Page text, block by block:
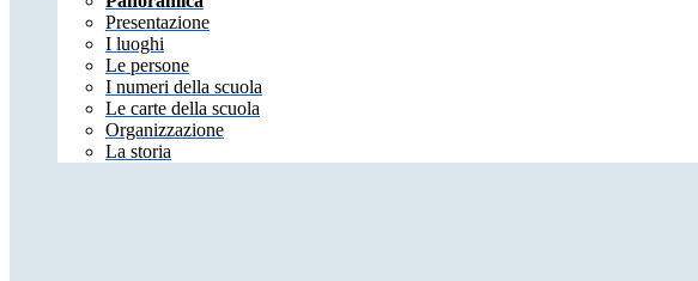
Presentazione
I luoghi
Le persone
I numeri della scuola
Le carte della scuola
Organizzazione
La storia